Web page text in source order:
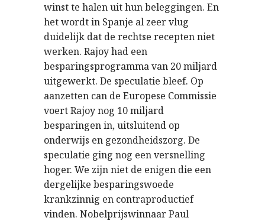
winst te halen uit hun beleggingen. En
het wordt in Spanje al zeer vlug
duidelijk dat de rechtse recepten niet
werken. Rajoy had een
besparingsprogramma van 20 miljard
uitgewerkt. De speculatie bleef. Op
aanzetten can de Europese Commissie
voert Rajoy nog 10 miljard
besparingen in, uitsluitend op
onderwijs en gezondheidszorg. De
speculatie ging nog een versnelling
hoger. We zijn niet de enigen die een
dergelijke besparingswoede
krankzinnig en contraproductief
vinden. Nobelprijswinnaar Paul